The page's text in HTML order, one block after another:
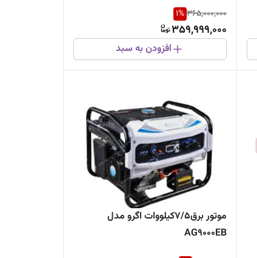
365,000,000
1%
359,999,000
افزودن به سبد
موتور برق7/5کیلووات اگرو مدل
AG9000EB